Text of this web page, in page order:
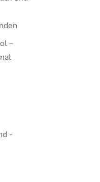
–
-